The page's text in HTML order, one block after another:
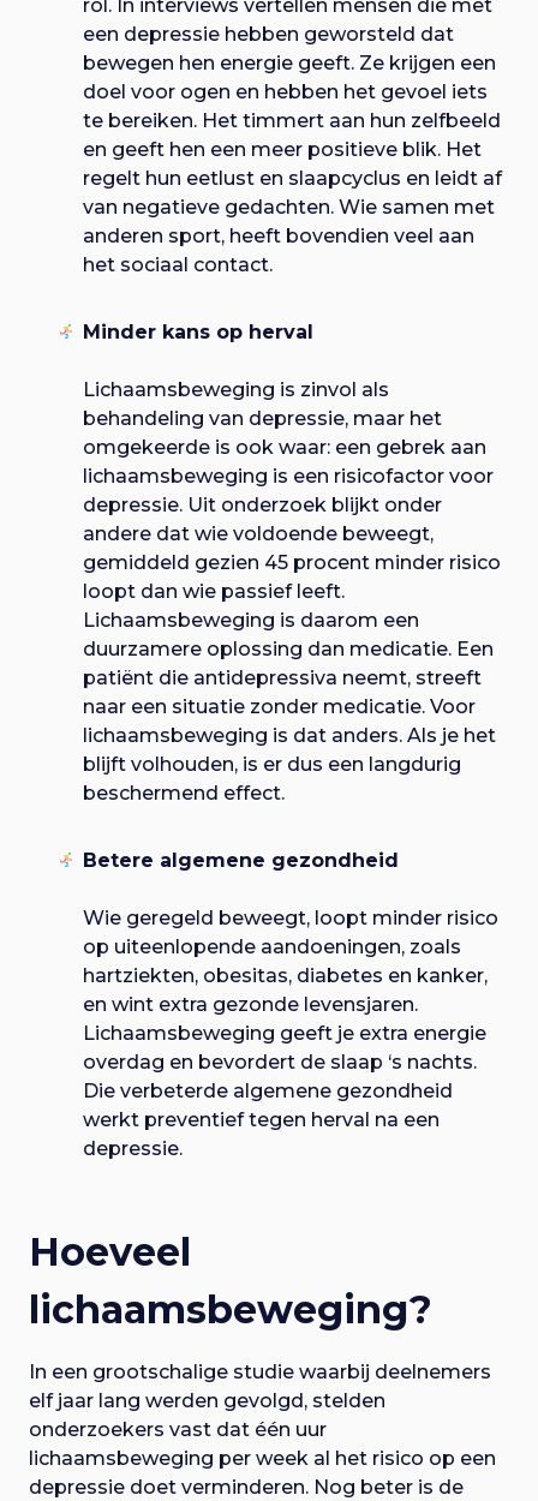
rol. In interviews vertellen mensen die met
een depressie hebben geworsteld dat
bewegen hen energie geeft. Ze krijgen een
doel voor ogen en hebben het gevoel iets
te bereiken. Het timmert aan hun zelfbeeld
en geeft hen een meer positieve blik. Het
regelt hun eetlust en slaapcyclus en leidt af
van negatieve gedachten. Wie samen met
anderen sport, heeft bovendien veel aan
het sociaal contact.
Minder kans op herval
Lichaamsbeweging is zinvol als
behandeling van depressie, maar het
omgekeerde is ook waar: een gebrek aan
lichaamsbeweging is een risicofactor voor
depressie. Uit onderzoek blijkt onder
andere dat wie voldoende beweegt,
gemiddeld gezien 45 procent minder risico
loopt dan wie passief leeft.
Lichaamsbeweging is daarom een
duurzamere oplossing dan medicatie. Een
patiënt die antidepressiva neemt, streeft
naar een situatie zonder medicatie. Voor
lichaamsbeweging is dat anders. Als je het
blijft volhouden, is er dus een langdurig
beschermend effect.
Betere algemene gezondheid
Wie geregeld beweegt, loopt minder risico
op uiteenlopende aandoeningen, zoals
hartziekten, obesitas, diabetes en kanker,
en wint extra gezonde levensjaren.
Lichaamsbeweging geeft je extra energie
overdag en bevordert de slaap ‘s nachts.
Die verbeterde algemene gezondheid
werkt preventief tegen herval na een
depressie.
Hoeveel
lichaamsbeweging?
In een grootschalige studie waarbij deelnemers
elf jaar lang werden gevolgd, stelden
onderzoekers vast dat één uur
lichaamsbeweging per week al het risico op een
depressie doet verminderen. Nog beter is de